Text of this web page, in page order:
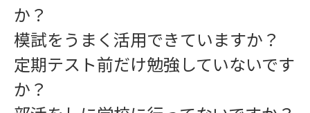
か？
模試をうまく活用できていますか？
定期テスト前だけ勉強していないです
か？